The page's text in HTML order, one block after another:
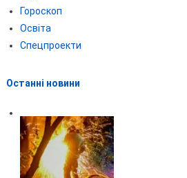
Гороскоп
Освіта
Спецпроекти
Останні новини